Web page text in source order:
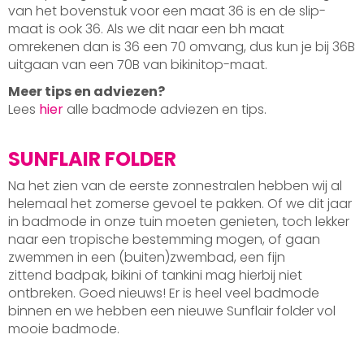
van het bovenstuk voor een maat 36 is en de slip-
maat is ook 36. Als we dit naar een bh maat
omrekenen dan is 36 een 70 omvang, dus kun je bij 36B
uitgaan van een 70B van bikinitop-maat.
Meer tips en adviezen?
Lees hier alle badmode adviezen en tips.
SUNFLAIR FOLDER
Na het zien van de eerste zonnestralen hebben wij al
helemaal het zomerse gevoel te pakken. Of we dit jaar
in badmode in onze tuin moeten genieten, toch lekker
naar een tropische bestemming mogen, of gaan
zwemmen in een (buiten)zwembad, een fijn
zittend badpak, bikini of tankini mag hierbij niet
ontbreken. Goed nieuws! Er is heel veel badmode
binnen en we hebben een nieuwe Sunflair folder vol
mooie badmode.